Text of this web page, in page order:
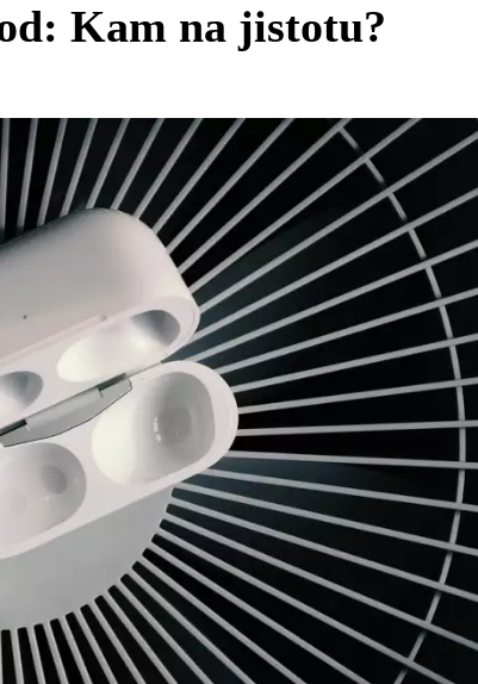
Kam na jistotu?